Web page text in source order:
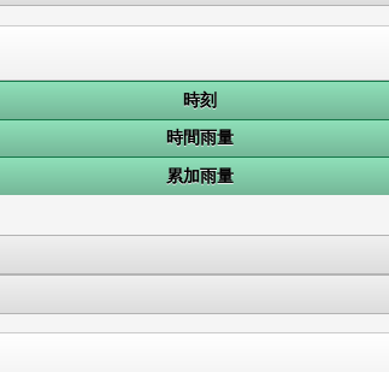
時刻
時間雨量
累加雨量